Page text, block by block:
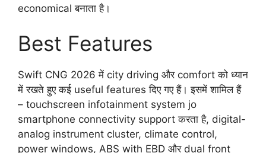
economical बनाता है।
Best Features
Swift CNG 2026 में city driving और comfort को ध्यान
में रखते हुए कई useful features दिए गए हैं। इसमें शामिल हैं
– touchscreen infotainment system jo
smartphone connectivity support करता है, digital-
analog instrument cluster, climate control,
power windows, ABS with EBD और dual front